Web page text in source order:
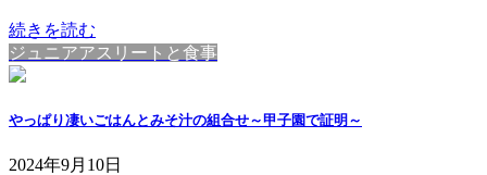
続きを読む
ジュニアアスリートと食事
やっぱり凄いごはんとみそ汁の組合せ～甲子園で証明～
2024年9月10日